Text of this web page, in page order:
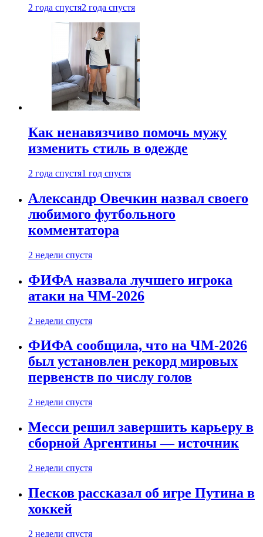
2 года спустя2 года спустя
Как ненавязчиво помочь мужу
изменить стиль в одежде
2 года спустя1 год спустя
Александр Овечкин назвал своего
любимого футбольного
комментатора
2 недели спустя
ФИФА назвала лучшего игрока
атаки на ЧМ-2026
2 недели спустя
ФИФА сообщила, что на ЧМ-2026
был установлен рекорд мировых
первенств по числу голов
2 недели спустя
Месси решил завершить карьеру в
сборной Аргентины — источник
2 недели спустя
Песков рассказал об игре Путина в
хоккей
2 недели спустя